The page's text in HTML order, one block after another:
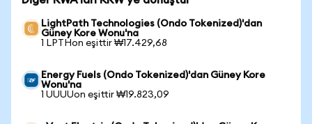
LightPath Technologies (Ondo Tokenized)'dan
Güney Kore Wonu'na
1 LPTHon eşittir ₩17.429,68
Energy Fuels (Ondo Tokenized)'dan Güney Kore
Wonu'na
1 UUUUon eşittir ₩19.823,09